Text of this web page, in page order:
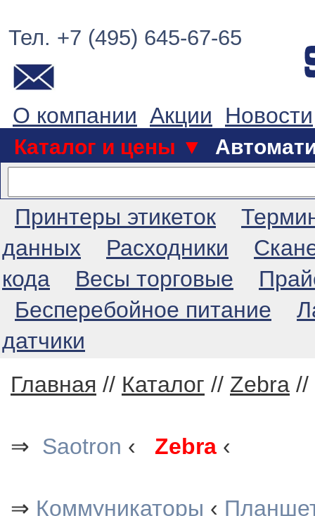
Тел. +7 (495) 645-67-65
О компании Акции Новости
Каталог и цены ▼
Принтеры этикеток
данных
Расходники
кода
Весы торговые
Бесперебойное питание
датчики
Главная // Каталог // Zebra //
⇒ Saotron ‹ Zebra ‹
⇒ Коммуникаторы ‹